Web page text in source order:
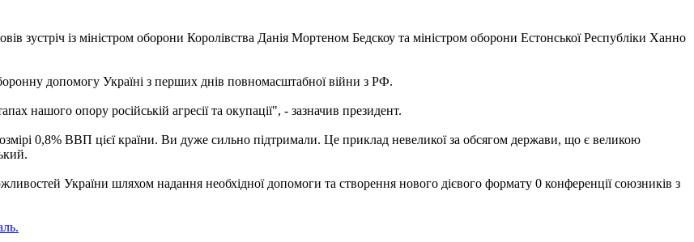
зустріч із міністром оборони Королівства Данія Мортеном Бедскоу та міністром оборони Естонської Республіки Ханно
допомогу Україні з перших днів повномасштабної війни з РФ.
нашого опору російській агресії та окупації", - зазначив президент.
0,8% ВВП цієї країни. Ви дуже сильно підтримали. Це приклад невеликої за обсягом держави, що є великою
України шляхом надання необхідної допомоги та створення нового дієвого формату 0 конференції союзників з